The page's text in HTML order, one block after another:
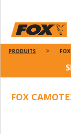
PRODUITS
FOX